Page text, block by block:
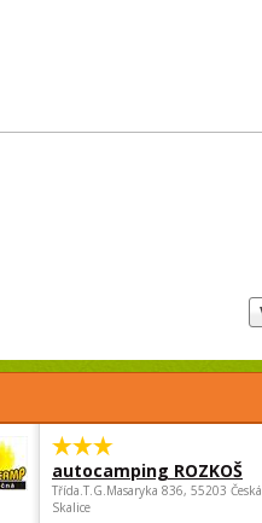
autocamping ROZKOŠ
Třída.T.G.Masaryka 836, 55203 Česká
Skalice